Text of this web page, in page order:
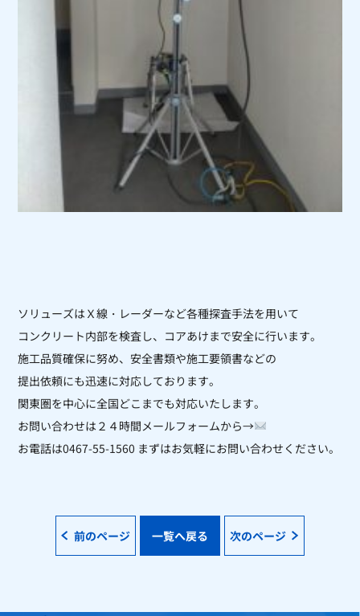
ソリューズはＸ線・レーダーなど各種探査手法を用いて
コンクリート内部を検査し、コアあけまで安全に行います。
施工品質確保に努め、安全書類や施工要領書などの
提出依頼にも迅速に対応しております。
関東圏を中心に全国どこまでも対応いたします。
お問い合わせは２４時間メールフォームから→
お電話は0467-55-1560 まずはお気軽にお問い合わせください。
前のページ 一覧へ戻る 次のページ